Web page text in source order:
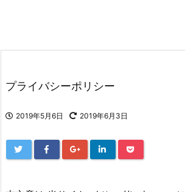
プライバシーポリシー
2019年5月6日 2019年6月3日